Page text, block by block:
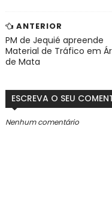
ANTERIOR
PM de Jequié apreende
Material de Tráfico em
de Mata
ESCREVA O SEU
Nenhum comentário